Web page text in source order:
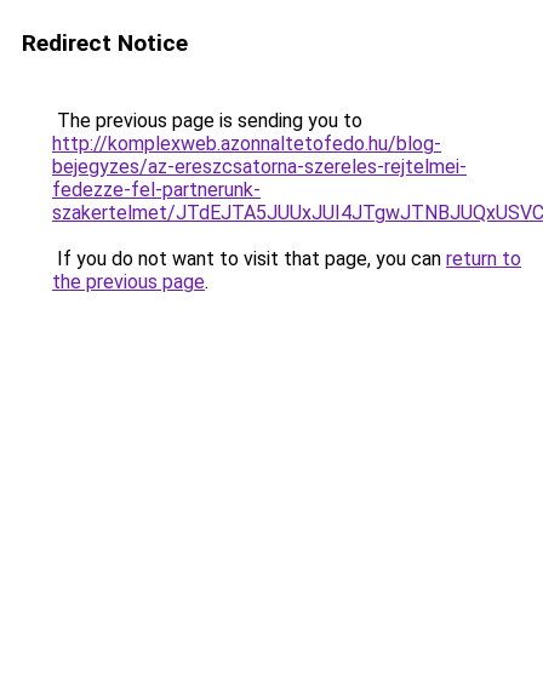
Redirect Notice
The previous page is sending you to
http://komplexweb.azonnaltetofedo.hu/blog-
bejegyzes/az-ereszcsatorna-szereles-rejtelmei-
fedezze-fel-partnerunk-
szakertelmet/
If you do not want to visit that page, you can return to
the previous page.